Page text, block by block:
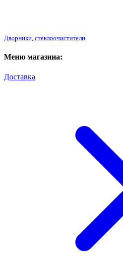
Дворники, стеклоочистители
Меню магазина:
Доставка